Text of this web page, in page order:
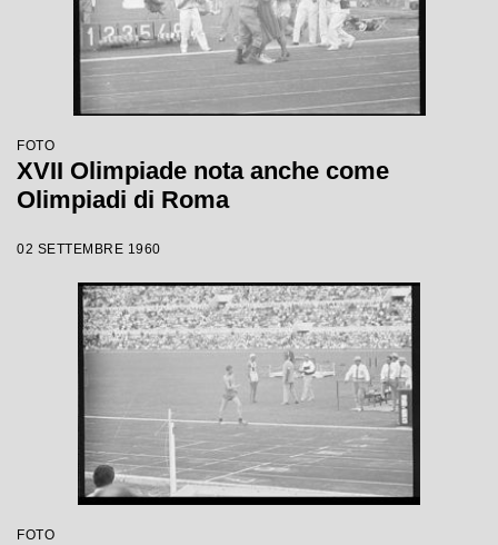
FOTO
XVII Olimpiade nota anche come
Olimpiadi di Roma
02 SETTEMBRE 1960
FOTO